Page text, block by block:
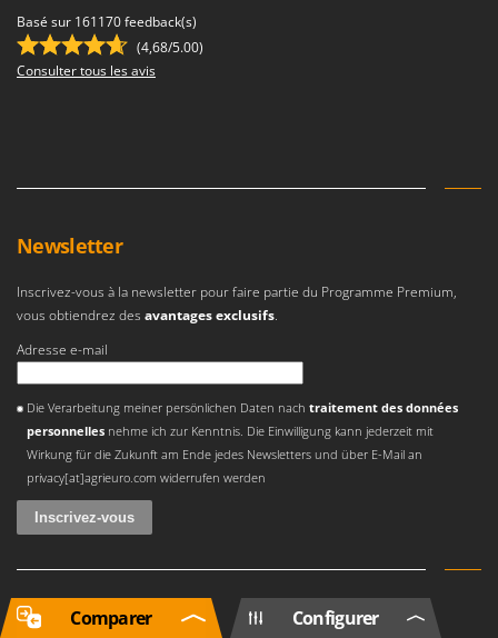
Basé sur 161170 feedback(s)
(4,68/5.00)
Consulter tous les avis
Newsletter
Inscrivez-vous à la newsletter pour faire partie du Programme Premium,
vous obtiendrez des avantages exclusifs.
Adresse e-mail
Die Verarbeitung meiner persönlichen Daten nach traitement des données
personnellesnehme ich zur Kenntnis. Die Einwilligung kann jederzeit mit
Wirkung für die Zukunft am Ende jedes Newsletters und über E-Mail an
privacy[at]agrieuro.com widerrufen werden
Configurer
Comparer